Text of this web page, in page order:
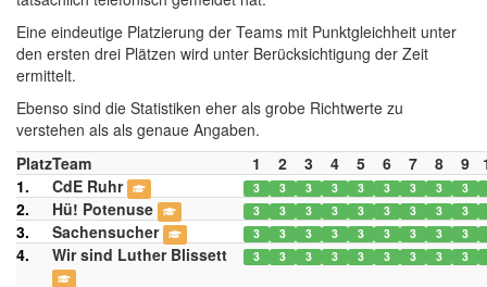
Eine eindeutige Platzierung der Teams mit Punktgleichheit unter
den ersten drei Plätzen wird unter Berücksichtigung der Zeit
ermittelt.
Ebenso sind die Statistiken eher als grobe Richtwerte zu
verstehen als als genaue Angaben.
PlatzTeam 1 2 3 4 5 6 7 8 9
1.
CdE Ruhr 3 3 3 3 3 3 3 3 3
2. Hü! Potenuse 3 3 3 3 3 3 3 3 3
3. Sachensucher 3 3 3 3 3 3 3 3 3
4. Wir sind Luther Blissett 3 3 3 3 3 3 3 3 3